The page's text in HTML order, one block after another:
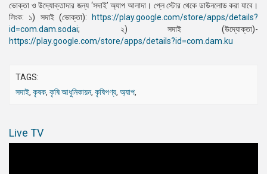
ভোক্তা ও উদ্যোক্তাদার জন্য ‘সদাই’ অ্যাপ আলাদা। প্লে স্টোর থেকে ডাউনলোড করা যাবে।
লিংক: ১) সদাই (ভোক্তা):
https://play.google.com/store/apps/details?
id=com.dam.sodai; ২) সদাই (উদ্যোক্তা)-
https://play.google.com/store/apps/details?id=com.dam.ku
TAGS:
সদাই, কৃষক, কৃষি আধুনিকায়ন, কৃষিপণ্য, অ্যাপ,
Live TV